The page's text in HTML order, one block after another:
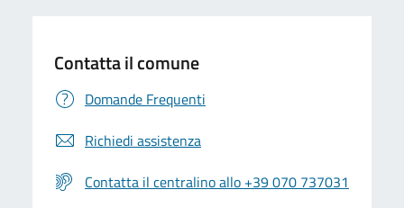
Contatta il comune
Domande Frequenti
Richiedi assistenza
Contatta il centralino allo +39 070 737031